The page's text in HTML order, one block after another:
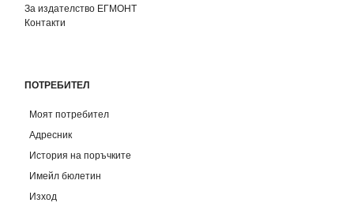
За издателство ЕГМОНТ
Контакти
ПОТРЕБИТЕЛ
Моят потребител
Адресник
История на поръчките
Имейл бюлетин
Изход